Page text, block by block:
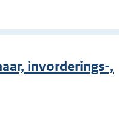
invorderings-,